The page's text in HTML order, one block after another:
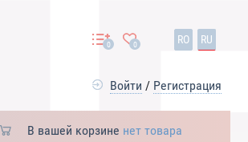
0 0 RO RU
Войти / Регистрация
В вашей корзине нет товара